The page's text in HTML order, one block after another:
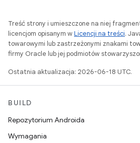
Treść strony i umieszczone na niej
licencjom opisanym wLicencji na treści.
towarowymi lub zastrzeżonymi znakami
firmy Oracle lub jej podmiotów
Ostatnia aktualizacja: 2026-06-18 UTC.
BUILD
Repozytorium Androida
Wymagania